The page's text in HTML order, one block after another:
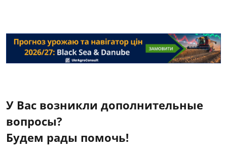
У Вас возникли дополнительные
вопросы?
Будем рады помочь!